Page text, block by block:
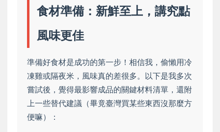
食材準備：新鮮至上，講究點
風味更佳
準備好食材是成功的第一步！相信我，偷懶用冷
凍雞或隔夜米，風味真的差很多。以下是我多次
嘗試後，覺得最影響成品的關鍵材料清單，還附
上一些替代建議（畢竟臺灣買某些東西沒那麼方
便嘛）：